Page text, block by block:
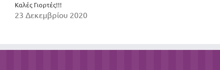
Καλές Γιορτές!!!
23 Δεκεμβρίου 2020